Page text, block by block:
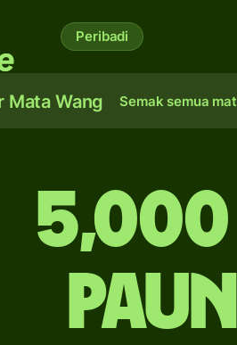
Peribadi
Mata Wang Semak semua